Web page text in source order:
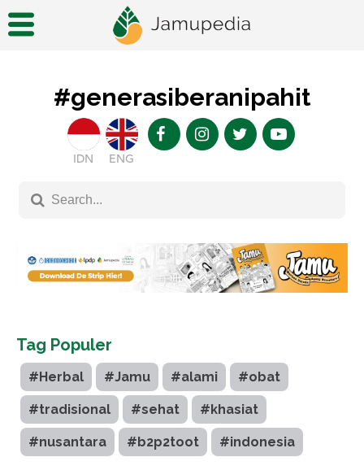
#generasiberanipahit
IDN ENG
Tag Populer
#Herbal #Jamu #alami #obat
#tradisional #sehat #khasiat
#nusantara #b2p2toot #indonesia